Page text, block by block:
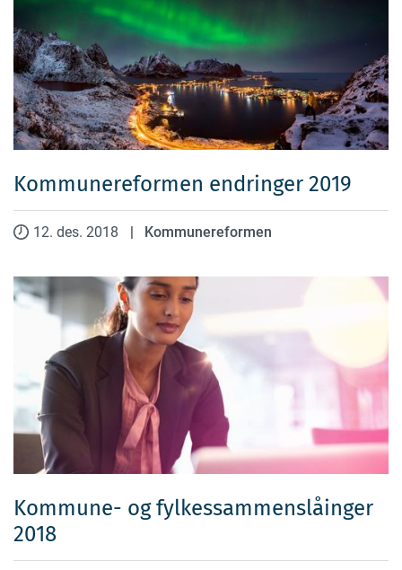
Kommunereformen endringer 2019
12. des. 2018 | Kommunereformen
Kommune- og fylkessammenslåinger
2018